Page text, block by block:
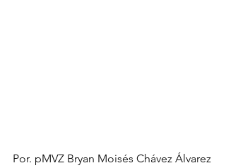
Por. pMVZ Bryan Moisés Chávez Álvarez